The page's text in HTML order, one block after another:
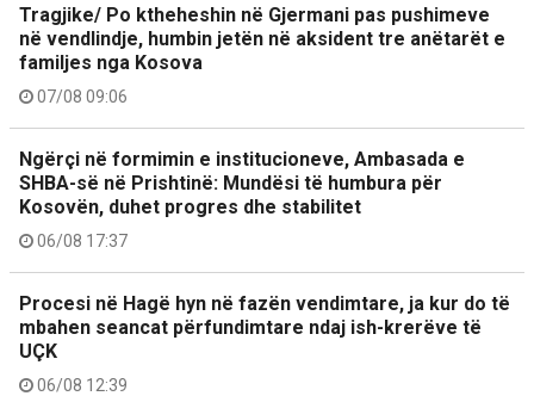
Tragjike/ Po ktheheshin në Gjermani pas pushimeve
në vendlindje, humbin jetën në aksident tre anëtarët e
familjes nga Kosova
07/08 09:06
Ngërçi në formimin e institucioneve, Ambasada e
SHBA-së në Prishtinë: Mundësi të humbura për
Kosovën, duhet progres dhe stabilitet
06/08 17:37
Procesi në Hagë hyn në fazën vendimtare, ja kur do të
mbahen seancat përfundimtare ndaj ish-krerëve të
UÇK
06/08 12:39